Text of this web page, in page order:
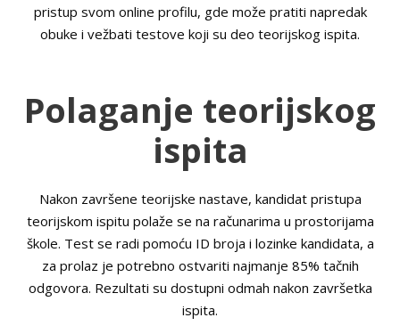
pristup svom online profilu, gde može pratiti napredak
obuke i vežbati testove koji su deo teorijskog ispita.
Polaganje teorijskog
ispita
Nakon završene teorijske nastave, kandidat pristupa
teorijskom ispitu polaže se na računarima u prostorijama
škole. Test se radi pomoću ID broja i lozinke kandidata, a
za prolaz je potrebno ostvariti najmanje 85% tačnih
odgovora. Rezultati su dostupni odmah nakon završetka
ispita.